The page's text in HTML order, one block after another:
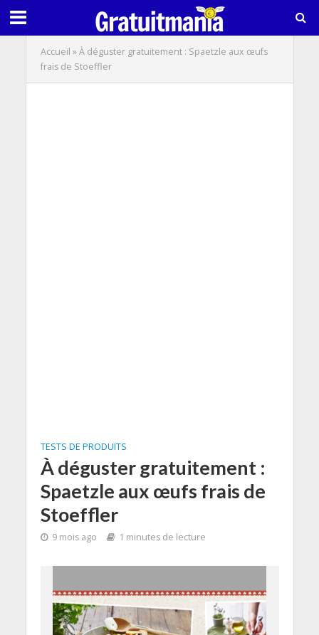
Accueil »À déguster gratuitement : Spaetzle aux œufs
frais de Stoeffler
TESTS DE PRODUITS
À déguster gratuitement :
Spaetzle aux œufs frais de
Stoeffler
9 mois ago 1 minutes de lecture